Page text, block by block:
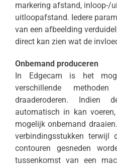
markering afstand, inloop-/
uitloopafstand. Iedere
van een afbeelding
direct kan zien wat de
Onbemand produceren
In Edgecam is het
verschillende
draaderoderen. Indien
automatisch in kan
mogelijk onbemand
verbindingsstukken terwijl
contouren gesneden
tussenkomst van een